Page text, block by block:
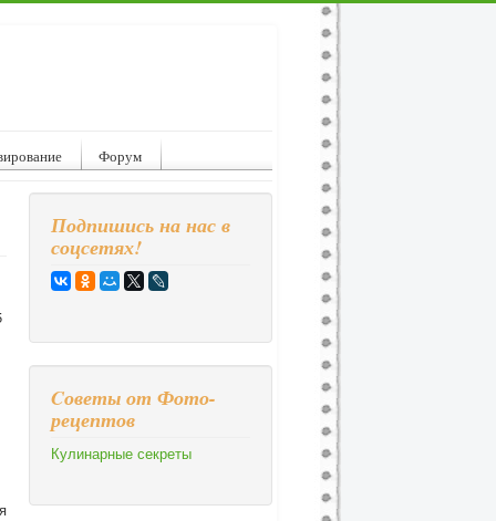
Форум
Подпишись на нас в
соцсетях!
Cоветы от Фото-
рецептов
Кулинарные секреты